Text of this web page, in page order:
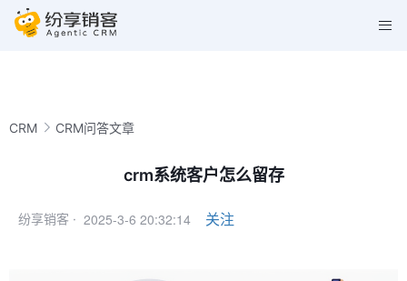
CRM CRM问答文章
crm系统客户怎么留存
纷享销客 · 2025-3-6 20:32:14 关注